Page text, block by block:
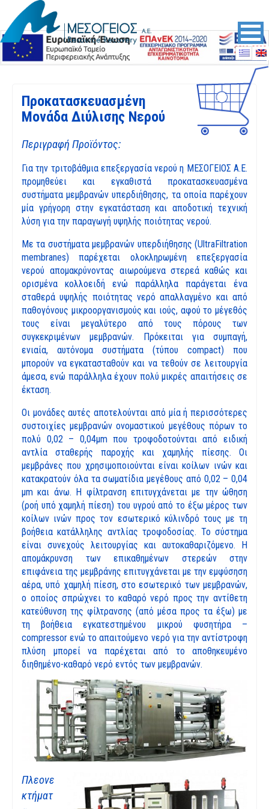
Skip to content
Skip to main menu
Προκατασκευασμένη
Μονάδα Διύλισης Νερού
Περιγραφή Προϊόντος:
Για την τριτοβάθμια επεξεργασία νερού η ΜΕΣΟΓΕΙΟΣ Α.Ε.
προμηθεύει και εγκαθιστά προκατασκευασμένα
συστήματα μεμβρανών υπερδιήθησης, τα οποία παρέχουν
μία γρήγορη στην εγκατάσταση και αποδοτική τεχνική
λύση για την παραγωγή υψηλής ποιότητας νερού.
Με τα συστήματα μεμβρανών υπερδιήθησης (UltraFiltration
membranes) παρέχεται ολοκληρωμένη επεξεργασία
νερού απομακρύνοντας αιωρούμενα στερεά καθώς και
ορισμένα κολλοειδή ενώ παράλληλα παράγεται ένα
σταθερά υψηλής ποιότητας νερό απαλλαγμένο και από
παθογόνους μικροοργανισμούς και ιούς, αφού το μέγεθός
τους είναι μεγαλύτερο από τους πόρους των
συγκεκριμένων μεμβρανών. Πρόκειται για συμπαγή,
ενιαία, αυτόνομα συστήματα (τύπου compact) που
μπορούν να εγκατασταθούν και να τεθούν σε λειτουργία
άμεσα, ενώ παράλληλα έχουν πολύ μικρές απαιτήσεις σε
έκταση.
Οι μονάδες αυτές αποτελούνται από μία ή περισσότερες
συστοιχίες μεμβρανών ονομαστικού μεγέθους πόρων το
πολύ 0,02 – 0,04μm που τροφοδοτούνται από ειδική
αντλία σταθερής παροχής και χαμηλής πίεσης. Οι
μεμβράνες που χρησιμοποιούνται είναι κοίλων ινών και
κατακρατούν όλα τα σωματίδια μεγέθους από 0,02 – 0,04
μm και άνω. Η φίλτρανση επιτυγχάνεται με την ώθηση
(ροή υπό χαμηλή πίεση) του υγρού από το έξω μέρος των
κοίλων ινών προς τον εσωτερικό κύλινδρό τους με τη
βοήθεια κατάλληλης αντλίας τροφοδοσίας. Το σύστημα
είναι συνεχούς λειτουργίας και αυτοκαθαριζόμενο. Η
απομάκρυνση των επικαθημένων στερεών στην
επιφάνεια της μεμβράνης επιτυγχάνεται με την εμφύσηση
αέρα, υπό χαμηλή πίεση, στο εσωτερικό των μεμβρανών,
ο οποίος σπρώχνει το καθαρό νερό προς την αντίθετη
κατεύθυνση της φίλτρανσης (από μέσα προς τα έξω) με
τη βοήθεια εγκατεστημένου μικρού φυσητήρα –
compressor ενώ το απαιτούμενο νερό για την αντίστροφη
πλύση μπορεί να παρέχεται από το αποθηκευμένο
διηθημένο-καθαρό νερό εντός των μεμβρανών.
Πλεονε
κτήματ